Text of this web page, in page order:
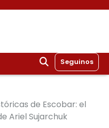
Seguinos
de Escobar: el
Ariel Sujarchuk